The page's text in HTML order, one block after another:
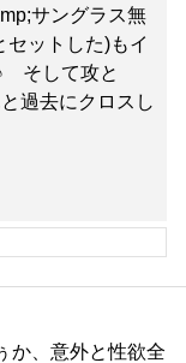
サングラス無
セットした)もイ
そして攻と
過去にクロスし
か、意外と性欲全